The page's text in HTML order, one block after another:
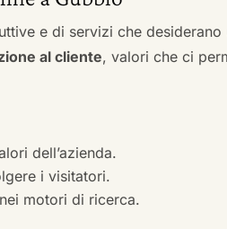
e di servizi che desiderano
al cliente, valori che ci
dell’azienda.
i visitatori.
motori di ricerca.